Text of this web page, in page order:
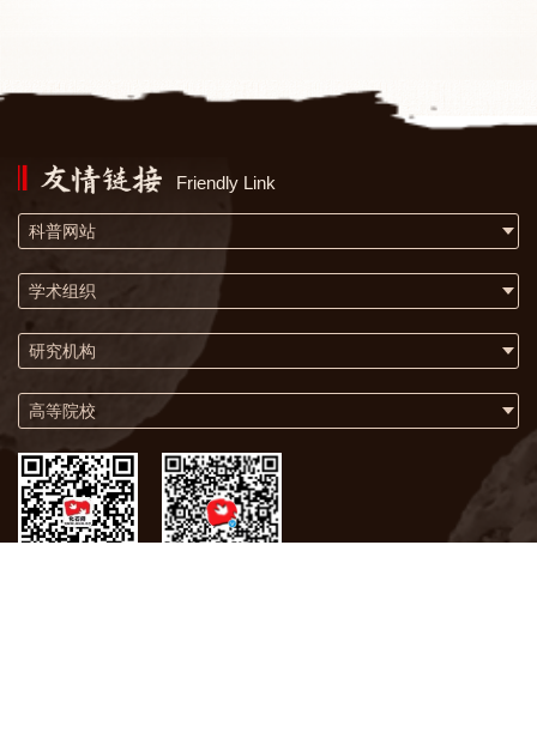
Friendly Link
科普网站
学术组织
研究机构
高等院校